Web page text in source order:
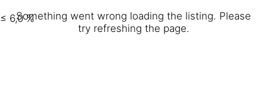
≤ 6,0 %Something went wrong loading the listing. Please
try refreshing the page.